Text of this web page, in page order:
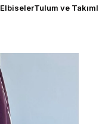
ElbiselerTulum ve